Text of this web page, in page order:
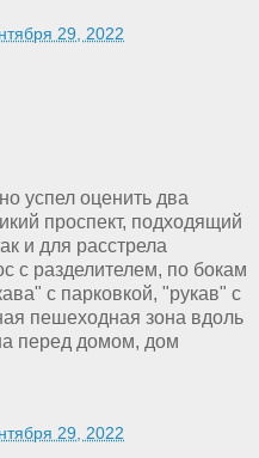
29, 2022
успел оценить два
проспект, подходящий
и для расстрела
с разделителем, по бокам
с парковкой, "рукав" с
пешеходная зона вдоль
перед домом, дом
29, 2022